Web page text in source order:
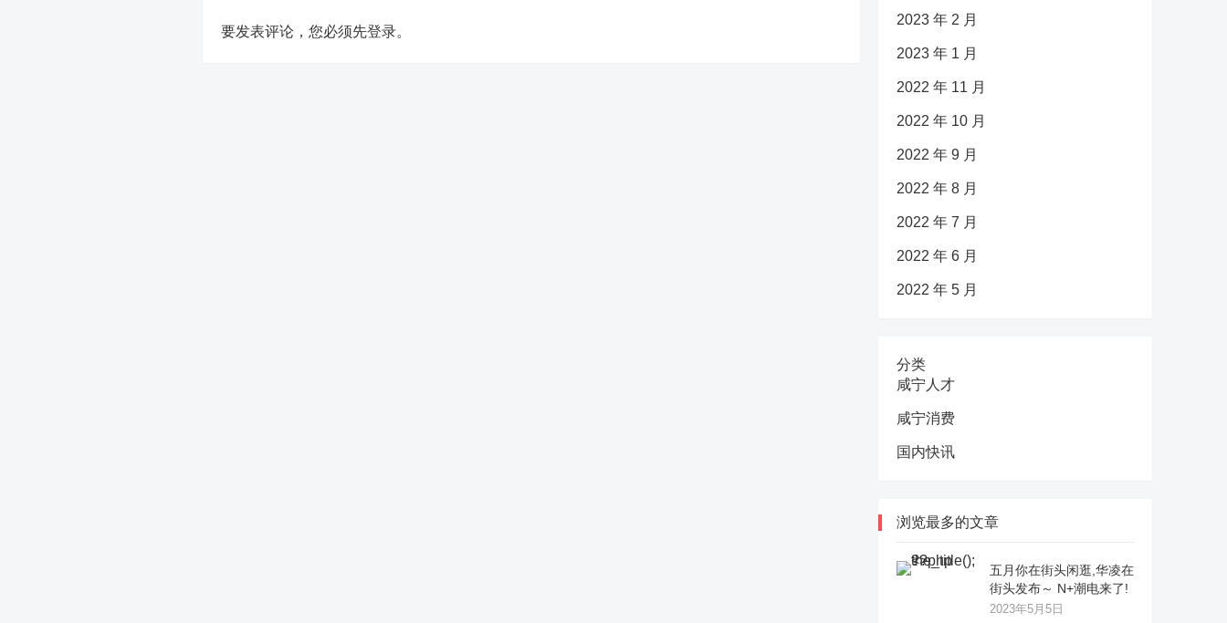
要发表评论，您必须先登录。
2023 年 2 月
2023 年 1 月
2022 年 11 月
2022 年 10 月
2022 年 9 月
2022 年 8 月
2022 年 7 月
2022 年 6 月
2022 年 5 月
分类
咸宁人才
咸宁消费
国内快讯
浏览最多的文章
五月你在街头闲逛,华凌在
街头发布～ N+潮电来了!
2023年5月5日